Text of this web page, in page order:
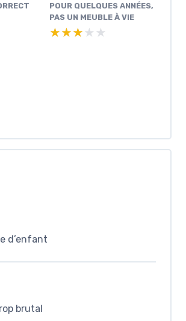
POUR QUELQUES ANNÉES,
PAS UN MEUBLE À VIE
★★★★★
★★★★★
d’enfant
brutal